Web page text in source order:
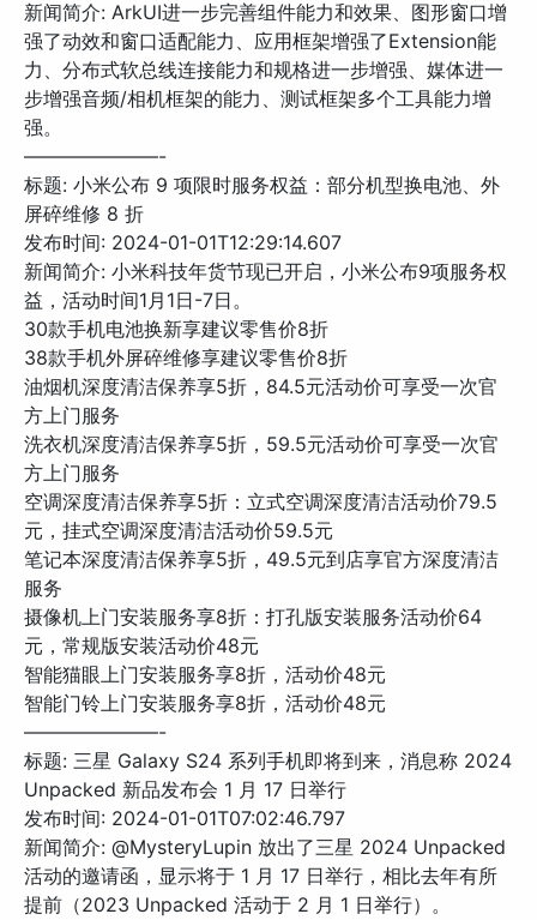
新闻简介: ArkUI进一步完善组件能力和效果、图形窗口增
强了动效和窗口适配能力、应用框架增强了Extension能
力、分布式软总线连接能力和规格进一步增强、媒体进一
步增强音频/相机框架的能力、测试框架多个工具能力增
强。
———————-
标题: 小米公布 9 项限时服务权益：部分机型换电池、外
屏碎维修 8 折
发布时间: 2024-01-01T12:29:14.607
新闻简介: 小米科技年货节现已开启，小米公布9项服务权
益，活动时间1月1日-7日。
30款手机电池换新享建议零售价8折
38款手机外屏碎维修享建议零售价8折
油烟机深度清洁保养享5折，84.5元活动价可享受一次官
方上门服务
洗衣机深度清洁保养享5折，59.5元活动价可享受一次官
方上门服务
空调深度清洁保养享5折：立式空调深度清洁活动价79.5
元，挂式空调深度清洁活动价59.5元
笔记本深度清洁保养享5折，49.5元到店享官方深度清洁
服务
摄像机上门安装服务享8折：打孔版安装服务活动价64
元，常规版安装活动价48元
智能猫眼上门安装服务享8折，活动价48元
智能门铃上门安装服务享8折，活动价48元
———————-
标题: 三星 Galaxy S24 系列手机即将到来，消息称 2024
Unpacked 新品发布会 1 月 17 日举行
发布时间: 2024-01-01T07:02:46.797
新闻简介: @MysteryLupin 放出了三星 2024 Unpacked
活动的邀请函，显示将于 1 月 17 日举行，相比去年有所
提前（2023 Unpacked 活动于 2 月 1 日举行）。